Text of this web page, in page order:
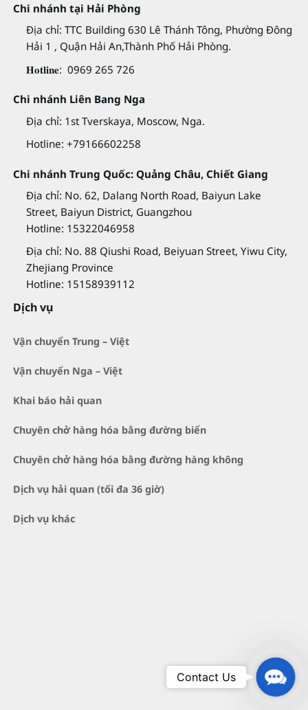
Chi nhánh tại Hải Phòng
Địa chỉ: TTC Building 630 Lê Thánh Tông, Phường Đông
Hải 1 , Quận Hải An,Thành Phố Hải Phòng.
𝐇𝐨𝐭𝐥𝐢𝐧𝐞: 0969 265 726
Chi nhánh Liên Bang Nga
Địa chỉ: 1st Tverskaya, Moscow, Nga.
Hotline: +79166602258
Chi nhánh Trung Quốc: Quảng Châu, Chiết Giang
Địa chỉ: No. 62, Dalang North Road, Baiyun Lake
Street, Baiyun District, Guangzhou
Hotline: 15322046958
Địa chỉ: No. 88 Qiushi Road, Beiyuan Street, Yiwu City,
Zhejiang Province
Hotline: 15158939112
Dịch vụ
Vận chuyển Trung – Việt
Vận chuyển Nga – Việt
Khai báo hải quan
Chuyên chở hàng hóa bằng đường biển
Chuyên chở hàng hóa bằng đường hàng không
Dịch vụ hải quan (tối đa 36 giờ)
Dịch vụ khác
Us
Contact Us